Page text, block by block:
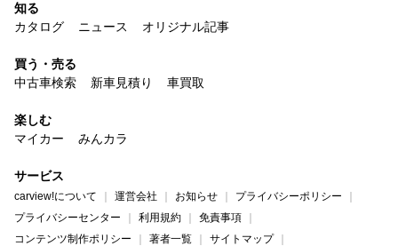
知る
カタログ
ニュース オリジナル記事
買う・売る
中古車検索
新車見積り 車買取
楽しむ
マイカー
みんカラ
サービス
carview!について 運営会社 お知らせ
プライバシーポリシー
プライバシーセンター
利用規約
免責事項
コンテンツ制作ポリシー
著者一覧 サイトマップ